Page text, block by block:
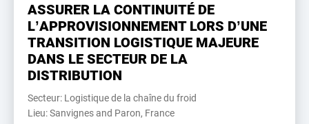
ASSURER LA CONTINUITÉ DE
L’APPROVISIONNEMENT LORS D’UNE
TRANSITION LOGISTIQUE MAJEURE
DANS LE SECTEUR DE LA
DISTRIBUTION
Secteur: Logistique de la chaîne du froid
Lieu: Sanvignes and Paron, France